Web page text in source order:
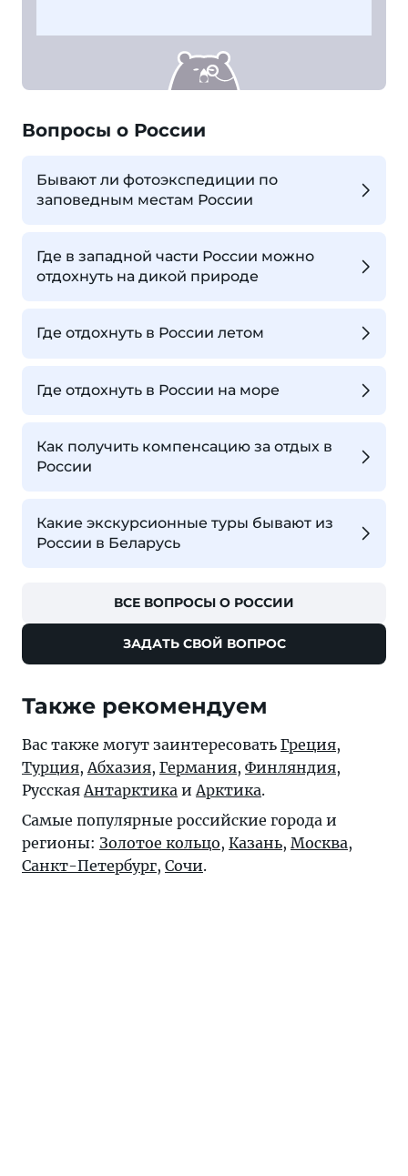
Вопросы о России
Бывают ли фотоэкспедиции по
заповедным местам России
Где в западной части России можно
отдохнуть на дикой природе
Где отдохнуть в России летом
Где отдохнуть в России на море
Как получить компенсацию за отдых в
России
Какие экскурсионные туры бывают из
России в Беларусь
ВСЕ ВОПРОСЫ О РОССИИ
ЗАДАТЬ СВОЙ ВОПРОС
Также рекомендуем
Вас также могут заинтересовать Греция,
Турция, Абхазия, Германия, Финляндия,
Русская Антарктика и Арктика.
Самые популярные российские города и
регионы: Золотое кольцо, Казань, Москва,
Санкт-Петербург, Сочи.